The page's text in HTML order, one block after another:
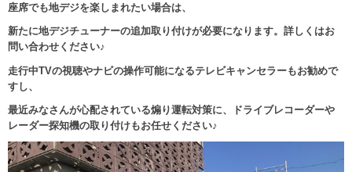
座席でも地デジを楽しまれたい場合は、
新たに地デジチューナーの追加取り付けが必要になります。 詳しくはお
問い合わせください♪
走行中TVの視聴やナビの操作可能になるテレビキャンセラーもお勧めで
すし、
最近みなさんが心配されている煽り運転対策に、ドライブレコーダーや
レーダー探知機の取り付けもお任せください♪